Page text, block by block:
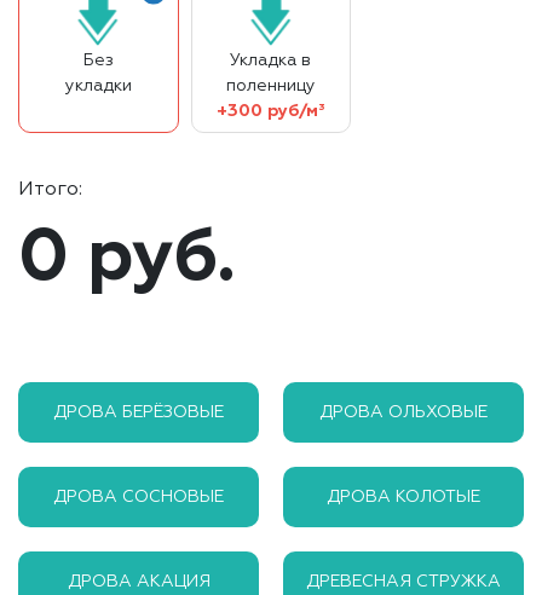
Без
укладки
Укладка в
поленницу
+300 руб/м³
Итого:
0 руб.
ДРОВА БЕРЁЗОВЫЕ ДРОВА ОЛЬХОВЫЕ
ДРОВА СОСНОВЫЕ ДРОВА КОЛОТЫЕ
ДРОВА АКАЦИЯ ДРЕВЕСНАЯ СТРУЖКА